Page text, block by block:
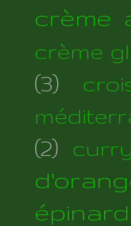
crème
crème
(3)
(2)